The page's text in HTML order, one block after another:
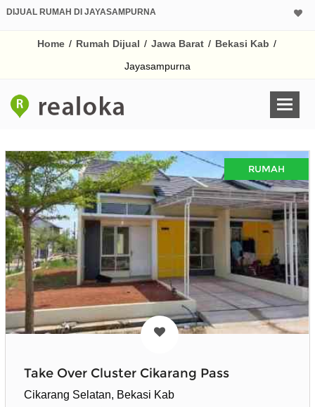
DIJUAL RUMAH DI JAYASAMPURNA
Home / Rumah Dijual / Jawa Barat / Bekasi Kab /
Jayasampurna
RUMAH
Take Over Cluster Cikarang Pass
Cikarang Selatan, Bekasi Kab